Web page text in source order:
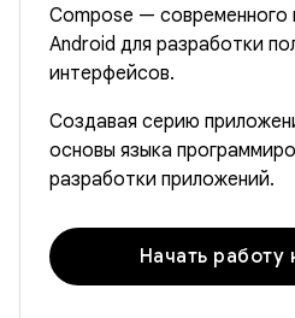
Compose — современного
Android для разработки
интерфейсов.
Создавая серию
основы языка
разработки приложений.
Начать работу